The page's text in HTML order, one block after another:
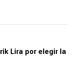
Lira por elegir la